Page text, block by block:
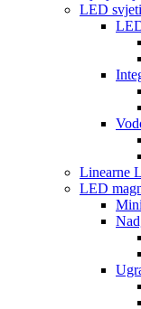
LED
Linearne
LED